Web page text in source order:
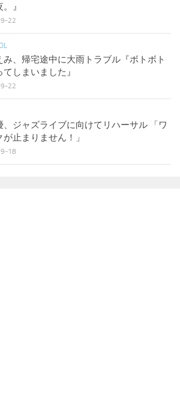
』
22
み、帰宅途中に大雨トラブル『ボトボト
てしまいました』
22
、ジャズライブに向けてリハーサル 「ワ
が止まりません！」
18